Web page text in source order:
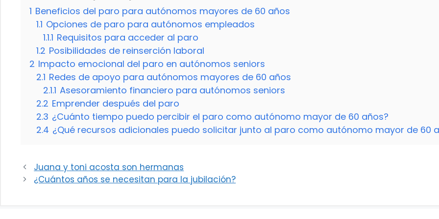
1 Beneficios del paro para autónomos mayores de 60 años
1.1 Opciones de paro para autónomos empleados
1.1.1 Requisitos para acceder al paro
1.2 Posibilidades de reinserción laboral
2 Impacto emocional del paro en autónomos seniors
2.1 Redes de apoyo para autónomos mayores de 60 años
2.1.1 Asesoramiento financiero para autónomos seniors
2.2 Emprender después del paro
2.3 ¿Cuánto tiempo puedo percibir el paro como autónomo mayor de 60 años?
2.4 ¿Qué recursos adicionales puedo solicitar junto al paro como autónomo mayor de 60
Juana y toni acosta son hermanas
¿Cuántos años se necesitan para la jubilación?